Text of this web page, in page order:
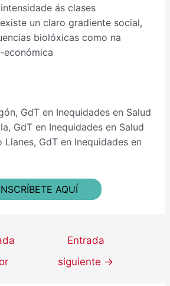
ás clases
un claro gradiente social,
biolóxicas como na
económica
GdT en Inequidades en Salud
GdT en Inequidades en Salud
Llanes, GdT en Inequidades en
AQUÍ
Entrada
siguiente →